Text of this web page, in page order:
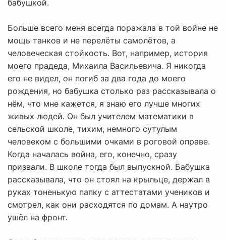
бабушкой.
Больше всего меня всегда поражала в той войне не
мощь танков и не перелёты самолётов, а
человеческая стойкость. Вот, например, история
моего прадеда, Михаила Васильевича. Я никогда
его не видел, он погиб за два года до моего
рождения, но бабушка столько раз рассказывала о
нём, что мне кажется, я знаю его лучше многих
живых людей. Он был учителем математики в
сельской школе, тихим, немного сутулым
человеком с большими очками в роговой оправе.
Когда началась война, его, конечно, сразу
призвали. В школе тогда был выпускной. Бабушка
рассказывала, что он стоял на крыльце, держал в
руках тоненькую папку с аттестатами учеников и
смотрел, как они расходятся по домам. А наутро
ушёл на фронт.